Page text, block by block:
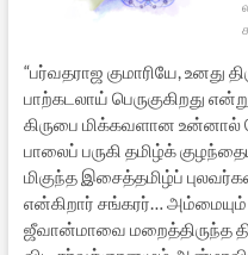
“பர்வதராஜ குமாரியே, உனது
பாற்கடலாய் பெருகுகிறது
கிருபை மிக்கவளான உன்னால்
பாலைப் பருகி தமிழ்க்
மிகுந்த இசைத்தமிழ்ப்
என்கிறார் சங்கரர்… அம்மையும்
ஜீவான்மாவை மறைத்திருந்த